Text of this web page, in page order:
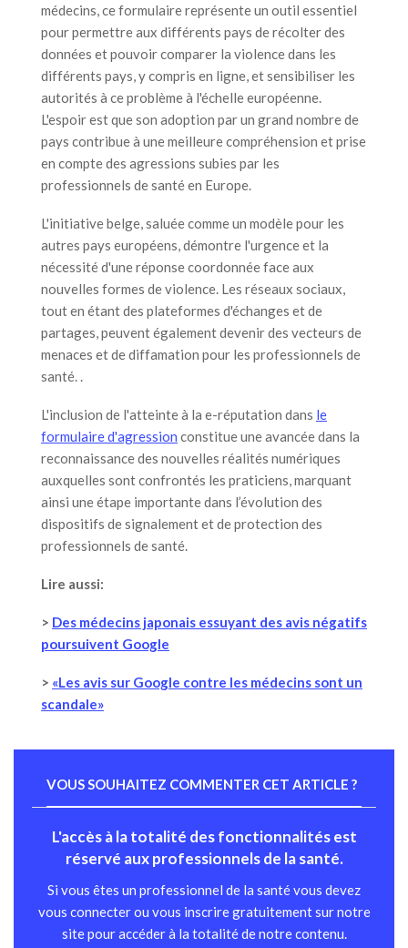
médecins, ce formulaire représente un outil essentiel
pour permettre aux différents pays de récolter des
données et pouvoir comparer la violence dans les
différents pays, y compris en ligne, et sensibiliser les
autorités à ce problème à l'échelle européenne.
L'espoir est que son adoption par un grand nombre de
pays contribue à une meilleure compréhension et prise
en compte des agressions subies par les
professionnels de santé en Europe.
L'initiative belge, saluée comme un modèle pour les
autres pays européens, démontre l'urgence et la
nécessité d'une réponse coordonnée face aux
nouvelles formes de violence. Les réseaux sociaux,
tout en étant des plateformes d'échanges et de
partages, peuvent également devenir des vecteurs de
menaces et de diffamation pour les professionnels de
santé. .
L'inclusion de l'atteinte à la e-réputation dans le
formulaire d'agression constitue une avancée dans la
reconnaissance des nouvelles réalités numériques
auxquelles sont confrontés les praticiens, marquant
ainsi une étape importante dans l’évolution des
dispositifs de signalement et de protection des
professionnels de santé.
Lire aussi:
> Des médecins japonais essuyant des avis négatifs
poursuivent Google
> «Les avis sur Google contre les médecins sont un
scandale»
VOUS SOUHAITEZ COMMENTER CET ARTICLE ?
L'accès à la totalité des fonctionnalités est
réservé aux professionnels de la santé.
Si vous êtes un professionnel de la santé vous devez
vous connecter ou vous inscrire gratuitement sur notre
site pour accéder à la totalité de notre contenu.